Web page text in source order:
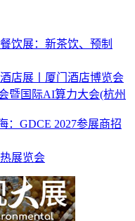
饮展：新茶饮、预制
店展丨厦门酒店博览会
暨国际AI算力大会(杭州
：GDCE 2027参展商招
展览会